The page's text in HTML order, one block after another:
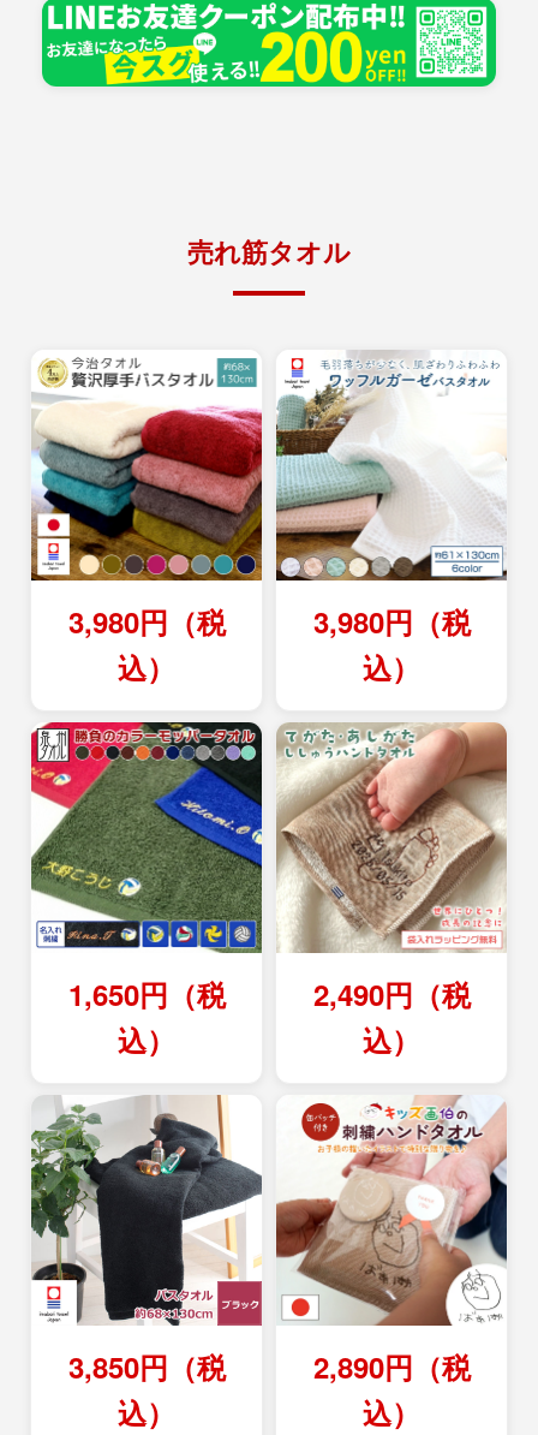
売れ筋タオル
3,980円（税
込）
3,980円（税
込）
1,650円（税
込）
2,490円（税
込）
3,850円（税
込）
2,890円（税
込）